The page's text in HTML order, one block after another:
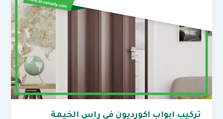
تركيب ابواب اكورديون في راس الخيمة